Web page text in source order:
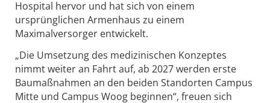
Hospital hervor und hat sich von einem
ursprünglichen Armenhaus zu einem
Maximalversorger entwickelt.
„Die Umsetzung des medizinischen Konzeptes
nimmt weiter an Fahrt auf, ab 2027 werden erste
Baumaßnahmen an den beiden Standorten Campus
Mitte und Campus Woog beginnen“, freuen sich